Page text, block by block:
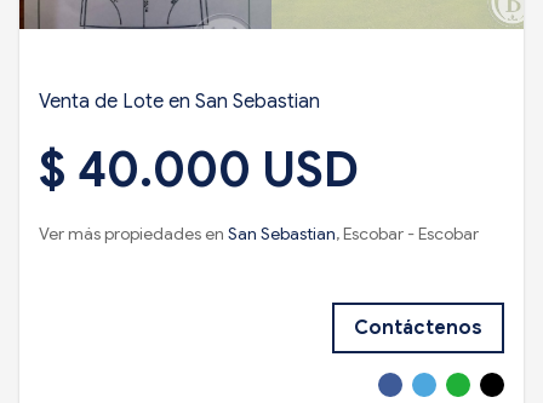
Venta de Lote en San Sebastian
$ 40.000 USD
Ver más propiedades en San Sebastian, Escobar - Escobar
Contáctenos